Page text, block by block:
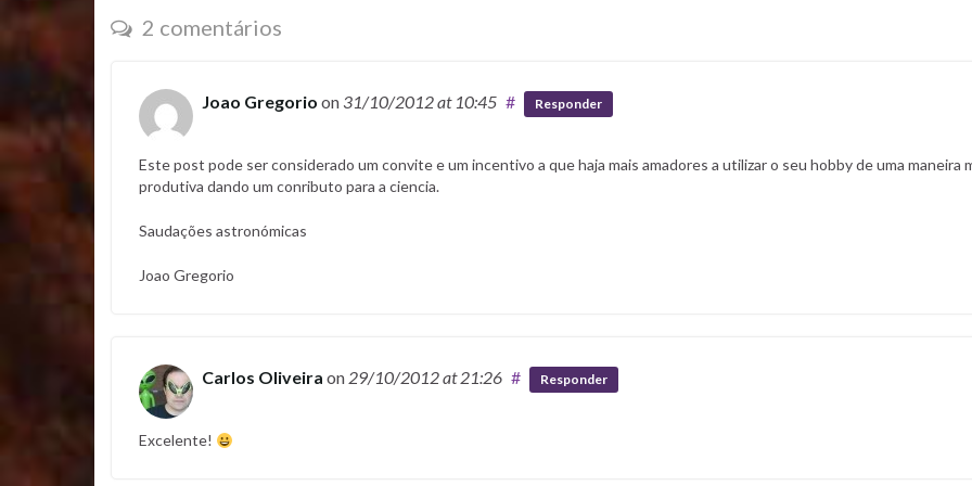
2 comentários
Joao Gregorio on 31/10/2012at 10:45 # Responder
Este post pode ser considerado um convite e um incentivo a que haja mais amadores a utilizar o seu hobby de uma maneira
produtiva dando um conributo para a ciencia.
Saudações astronómicas
Joao Gregorio
Carlos Oliveira on 29/10/2012at 21:26 # Responder
Excelente!